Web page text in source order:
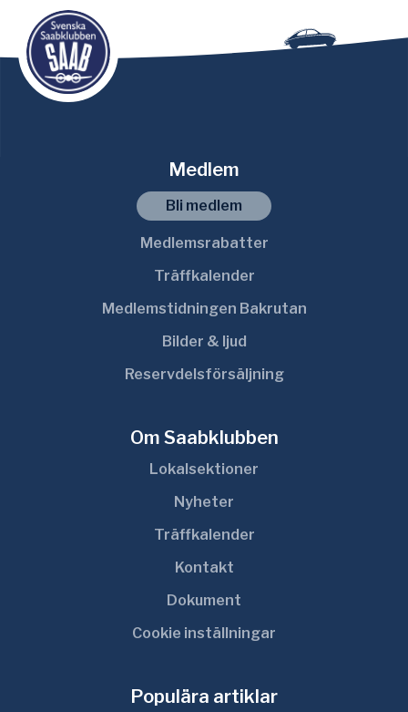
Medlem
Bli medlem
Medlemsrabatter
Träffkalender
Medlemstidningen Bakrutan
Bilder & ljud
Reservdelsförsäljning
Om Saabklubben
Lokalsektioner
Nyheter
Träffkalender
Kontakt
Dokument
Cookie inställningar
Populära artiklar